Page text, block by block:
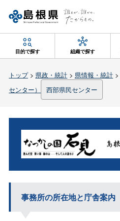
目的で探す 組織で探す
トップ> 県政・統計> 県情報・統計>
センター）
西部県民センター
事務所の所在地と庁舎案内